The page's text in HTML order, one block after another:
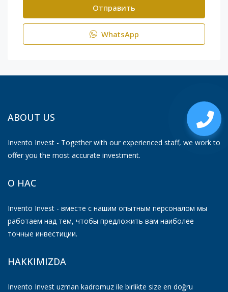
Отправить
WhatsApp
ABOUT US
Invento Invest - Together with our experienced staff, we work to
offer you the most accurate investment.
О НАС
Invento Invest - вместе с нашим опытным персоналом мы
работаем над тем, чтобы предложить вам наиболее
точные инвестиции.
HAKKIMIZDA
Invento Invest uzman kadromuz ile birlikte size en doğru